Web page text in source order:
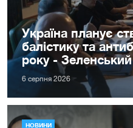
Україна планує
балістику та
року - Зеленський
6 серпня 2026
НОВИНИ